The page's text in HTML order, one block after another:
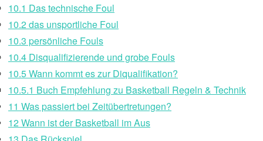
10.1 Das technische Foul
10.2das unsportliche Foul
10.3 persönliche Fouls
10.4 Disqualifizierende und grobe Fouls
10.5Wann kommt es zur Diqualifikation?
10.5.1 Buch Empfehlung zu Basketball Regeln & Technik
11 Was passiert bei Zeitübertretungen?
12Wann ist der Basketball im Aus